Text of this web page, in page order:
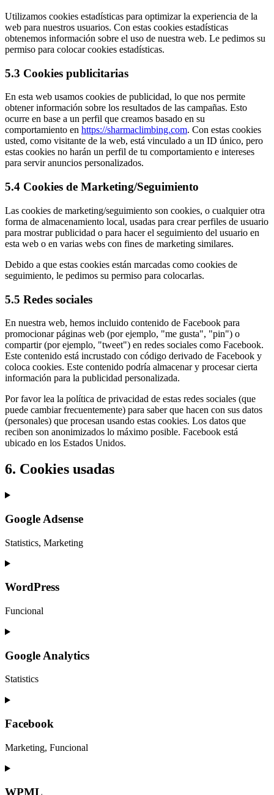
Utilizamos cookies estadísticas para optimizar la experiencia de la
web para nuestros usuarios. Con estas cookies estadísticas
obtenemos información sobre el uso de nuestra web. Le pedimos su
permiso para colocar cookies estadísticas.
5.3 Cookies publicitarias
En esta web usamos cookies de publicidad, lo que nos permite
obtener información sobre los resultados de las campañas. Esto
ocurre en base a un perfil que creamos basado en su
comportamiento en https://sharmaclimbing.com. Con estas cookies
usted, como visitante de la web, está vinculado a un ID único, pero
estas cookies no harán un perfil de tu comportamiento e intereses
para servir anuncios personalizados.
5.4 Cookies de Marketing/Seguimiento
Las cookies de marketing/seguimiento son cookies, o cualquier otra
forma de almacenamiento local, usadas para crear perfiles de usuario
para mostrar publicidad o para hacer el seguimiento del usuario en
esta web o en varias webs con fines de marketing similares.
Debido a que estas cookies están marcadas como cookies de
seguimiento, le pedimos su permiso para colocarlas.
5.5 Redes sociales
En nuestra web, hemos incluido contenido de Facebook para
promocionar páginas web (por ejemplo, "me gusta", "pin") o
compartir (por ejemplo, "tweet") en redes sociales como Facebook.
Este contenido está incrustado con código derivado de Facebook y
coloca cookies. Este contenido podría almacenar y procesar cierta
información para la publicidad personalizada.
Por favor lea la política de privacidad de estas redes sociales (que
puede cambiar frecuentemente) para saber que hacen con sus datos
(personales) que procesan usando estas cookies. Los datos que
reciben son anonimizados lo máximo posible. Facebook está
ubicado en los Estados Unidos.
6. Cookies usadas
Google Adsense
Statistics, Marketing
Consent
service
adsense
WordPress
Funcional
Consent
service
wordpress
Google Analytics
Statistics
Consent
service
analytics
Facebook
Marketing, Funcional
Consent
service
WPML